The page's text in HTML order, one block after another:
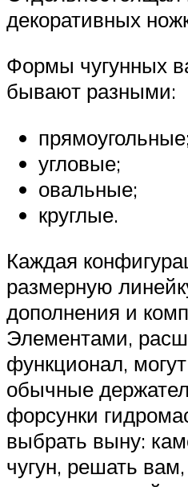
декоративных
Формы чугунных
бывают разными:
угловые;
овальные;
круглые.
Каждая
размерную
дополнения и
Элементами,
функционал,
обычные
форсунки
выбрать выну:
чугун, решать